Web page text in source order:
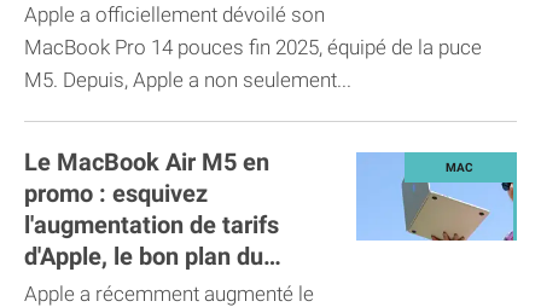
Apple a officiellement dévoilé son
MacBook Pro 14 pouces fin 2025, équipé de la puce
M5. Depuis, Apple a non seulement...
Le MacBook Air M5 en
promo : esquivez
l'augmentation de tarifs
d'Apple, le bon plan du
moment !
Apple a récemment augmenté le